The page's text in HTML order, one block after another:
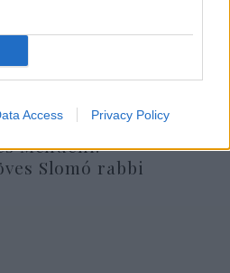
Access Privacy Policy
Menuchi!
Slomó rabbi